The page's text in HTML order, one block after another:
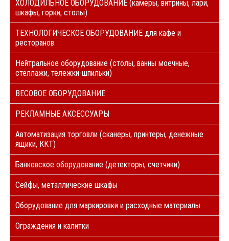
ХОЛОДИЛЬНОЕ ОБОРУДОВАНИЕ (камеры, витрины, лари,
шкафы, горки, столы)
ТЕХНОЛОГИЧЕСКОЕ ОБОРУДОВАНИЕ для кафе и
ресторанов
Нейтральное оборудование (столы, ванны моечные,
стеллажи, тележки-шпильки)
ВЕСОВОЕ ОБОРУДОВАНИЕ
РЕКЛАМНЫЕ АКСЕССУАРЫ
Автоматизация торговли (сканеры, принтеры, денежные
ящики, ККТ)
Банковское оборудование (детекторы, счетчики)
Сейфы, металлические шкафы
Оборудование для маркировки и расходные материалы
Ограждения и калитки